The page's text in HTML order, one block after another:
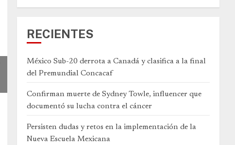
RECIENTES
México Sub-20 derrota a Canadá y clasifica a la final
del Premundial Concacaf
Confirman muerte de Sydney Towle, influencer que
documentó su lucha contra el cáncer
Persisten dudas y retos en la implementación de la
Nueva Escuela Mexicana